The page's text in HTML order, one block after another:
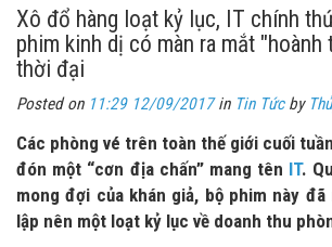
Xô đổ hàng loạt kỷ lục, IT chính
phim kinh dị có màn ra mắt "hoành
thời đại
Posted on 11:29 12/09/2017in Tin Tứcby
Các phòng vé trên toàn thế giới cuối
đón một “cơn địa chấn” mang tên IT.
mong đợi của khán giả, bộ phim này
lập nên một loạt kỷ lục về doanh thu